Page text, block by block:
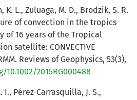
K. L., Zuluaga, M. D., Brodzik, S. R.
of convection in the tropics
of 16 years of the Tropical
satellite: CONVECTIVE
Reviews of Geophysics, 53(3),
2015RG000488
I., Pérez-Carrasquilla, J. S.,